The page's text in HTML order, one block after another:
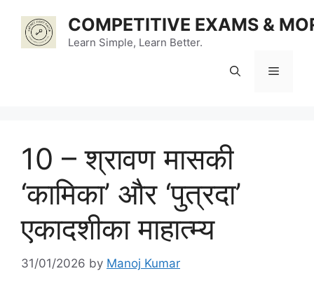
content
COMPETITIVE EXAMS &
Learn Simple, Learn Better.
Menu
10 – श्रावण मासकी
‘कामिका’ और ‘पुत्रदा’
एकादशीका माहात्म्य
31/01/2026 by Manoj Kumar